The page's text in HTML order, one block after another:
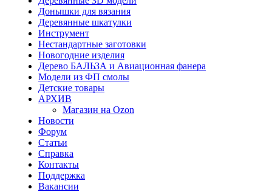
Донышки для вязания
Деревянные шкатулки
Инструмент
Нестандартные заготовки
Новогодние изделия
Дерево БАЛЬЗА и Авиационная фанера
Модели из ФП смолы
Детские товары
АРХИВ
Магазин на Ozon
Новости
Форум
Статьи
Справка
Контакты
Поддержка
Вакансии